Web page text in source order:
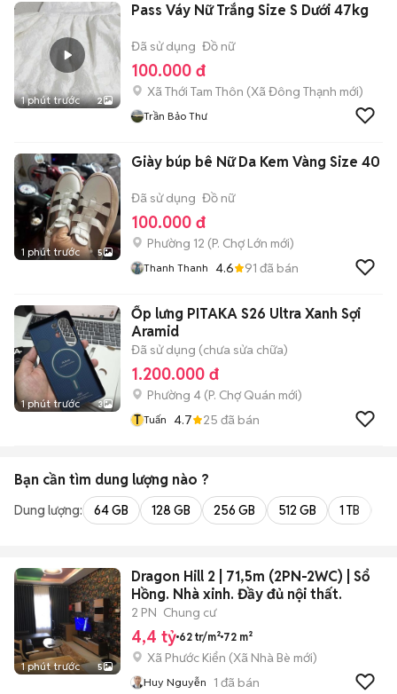
1 phút trước 2
Pass Váy Nữ Trắng Size S Dưới 47kg
Đã sử dụng Đồ nữ
100.000 đ
Xã Thới Tam Thôn (Xã Đông Thạnh mới)
Trần Bảo Thư
1 phút trước 5
Giày búp bê Nữ Da Kem Vàng Size 40
Đã sử dụng Đồ nữ
100.000 đ
Phường 12 (P. Chợ Lớn mới)
Thanh Thanh 4.6 91 đã bán
1 phút trước 3
Ốp lưng PITAKA S26 Ultra Xanh Sợi
Aramid
Đã sử dụng (chưa sửa chữa)
1.200.000 đ
Phường 4 (P. Chợ Quán mới)
T Tuấn 4.7 25 đã bán
Bạn cần tìm dung lượng nào ?
Dung lượng: 64 GB 128 GB 256 GB 512 GB 1 TB
1 phút trước 5
Dragon Hill 2 | 71,5m (2PN-2WC) | Sổ
Hồng. Nhà xinh. Đầy đủ nội thất.
2 PN Chung cư
4,4 tỷ 62 tr/m² 72 m²
Xã Phước Kiển (Xã Nhà Bè mới)
Huy Nguyễn 1 đã bán